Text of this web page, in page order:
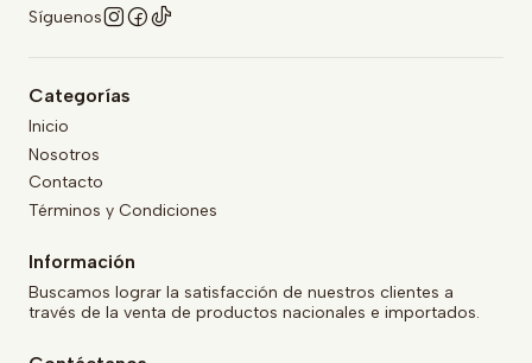
Síguenos
Categorías
Inicio
Nosotros
Contacto
Términos y Condiciones
Información
Buscamos lograr la satisfacción de nuestros clientes a
través de la venta de productos nacionales e importados.